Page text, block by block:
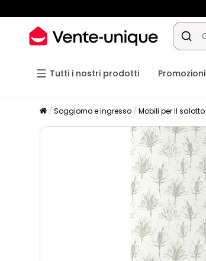
Tutti i nostri prodotti Promozioni
Soggiorno e ingresso Mobili per il salotto